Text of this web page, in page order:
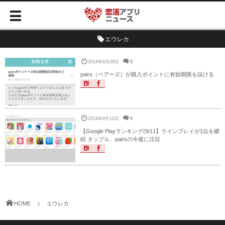
エウレカ
2014年9月29日 0
pairs（ペアーズ）が購入ポイントに有効期限を設ける
2014年9月12日 0
【Google Playランキング(9/11】ラインプレイが1位を継
続 タップル、pairsの今後に注目
HOME エウレカ